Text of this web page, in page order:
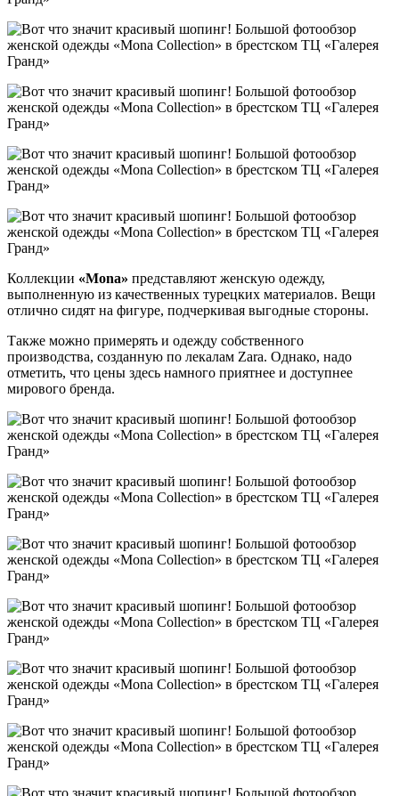
Коллекции «Mona» представляют женскую одежду,
выполненную из качественных турецких материалов. Вещи
отлично сидят на фигуре, подчеркивая выгодные стороны.
Также можно примерять и одежду собственного
производства, созданную по лекалам Zara. Однако, надо
отметить, что цены здесь намного приятнее и доступнее
мирового бренда.